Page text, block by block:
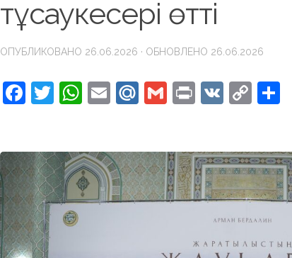
тұсаукесері өтті
ОПУБЛИКОВАНО 26.06.2026 · ОБНОВЛЕНО 26.06.2026
Facebook
Twitter
WhatsApp
EmailMail.Ru
Gmail
PrintVK Copy